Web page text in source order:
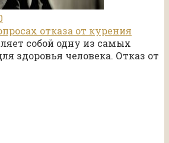
отказа от курения
собой одну из самых
здоровья человека. Отказ от